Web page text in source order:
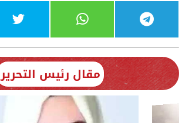
مقال رئيس التحرير